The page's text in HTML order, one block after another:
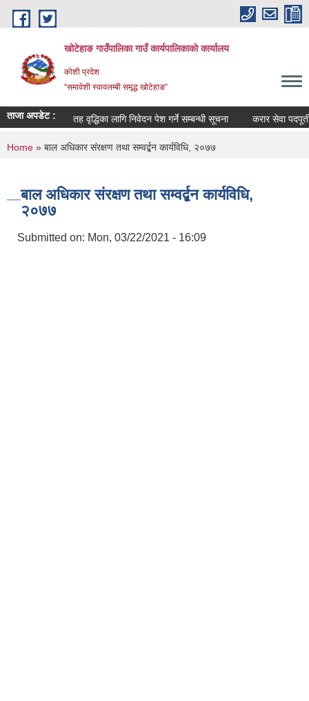
Skip to main content
खोटेहाङ गाउँपालिका गाउँ कार्यपालिकाको कार्यालय
कोशी प्रदेश
“समावेशी स्वावलम्बी समृद्ध खोटेहाङ”
ताजा अपडेट :
सूचना । तह वृद्धिका लागि निवेदन पेश गर्ने सम्बन्धी सूचना करार सेवा पदपूर्ती
You are here
Home » बाल अधिकार संरक्षण तथा सम्वर्द्बन कार्यविधि, २०७७
बाल अधिकार संरक्षण तथा सम्वर्द्बन कार्यविधि,
२०७७
Submitted on: Mon, 03/22/2021 - 16:09